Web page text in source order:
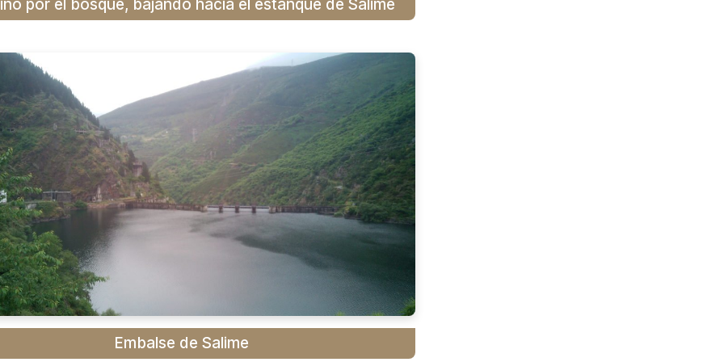
por el bosque, bajando hacia el estanque de Salime
Embalse de Salime